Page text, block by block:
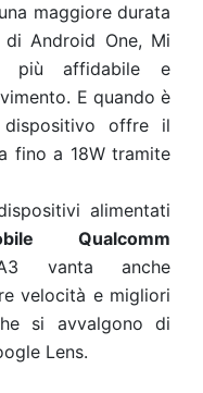
maggiore durata
Android One, Mi
più affidabile e
E quando è
offre il
fino a 18W tramite
alimentati
Qualcomm
vanta anche
velocità e migliori
si avvalgono di
Lens.